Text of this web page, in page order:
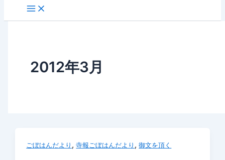
2012年3月
ごぼはんだより ,寺報ごぼはんだより ,御文を頂く